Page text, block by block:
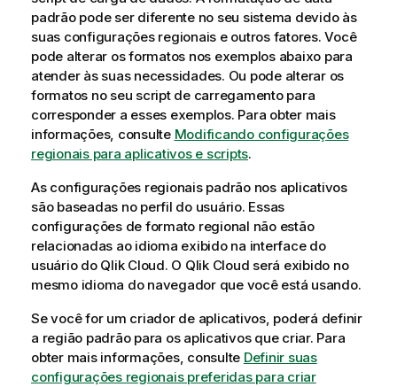
padrão pode ser diferente no seu sistema devido às
suas configurações regionais e outros fatores. Você
pode alterar os formatos nos exemplos abaixo para
atender às suas necessidades. Ou pode alterar os
formatos no seu script de carregamento para
corresponder a esses exemplos. Para obter mais
informações, consulte Modificando configurações
regionais para aplicativos e scripts.
As configurações regionais padrão nos aplicativos
são baseadas no perfil do usuário. Essas
configurações de formato regional não estão
relacionadas ao idioma exibido na interface do
usuário do Qlik Cloud. O Qlik Cloud será exibido no
mesmo idioma do navegador que você está usando.
Se você for um criador de aplicativos, poderá definir
a região padrão para os aplicativos que criar. Para
obter mais informações, consulte Definir suas
configurações regionais preferidas para criar